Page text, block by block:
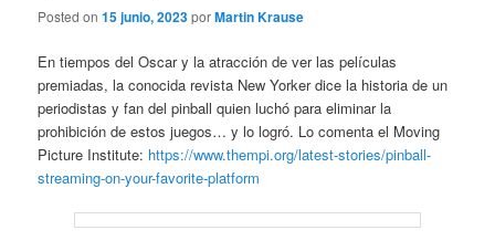
Posted on15 junio, 2023porMartin Krause
En tiempos del Oscar y la atracción de ver las películas
premiadas, la conocida revista New Yorker dice la historia de un
periodistas y fan del pinball quien luchó para eliminar la
prohibición de estos juegos… y lo logró. Lo comenta el Moving
Picture Institute: https://www.thempi.org/latest-stories/pinball-
streaming-on-your-favorite-platform